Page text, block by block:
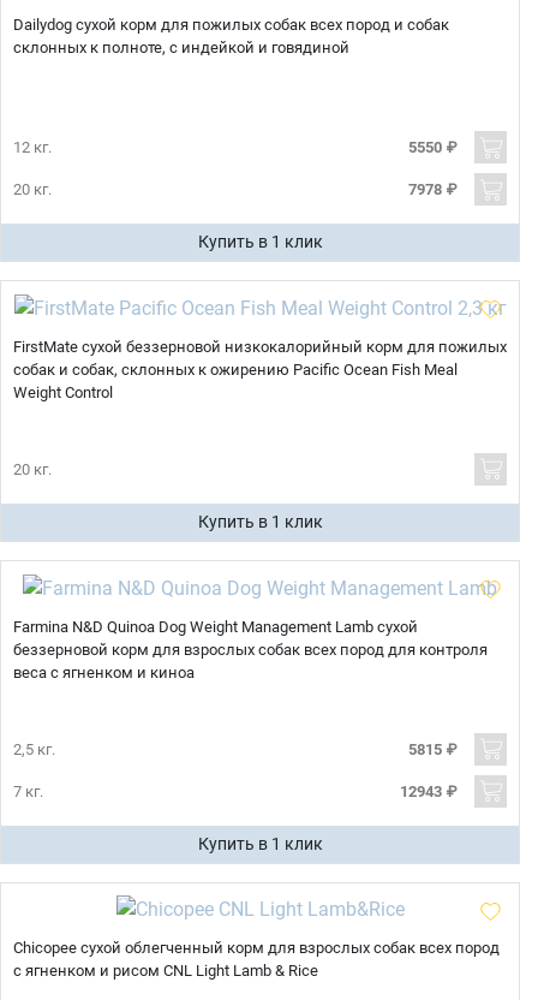
Dailydog сухой корм для пожилых собак всех пород и собак
склонных к полноте, с индейкой и говядиной
12 кг. 5550 ₽
20 кг. 7978 ₽
Купить в 1 клик
FirstMate сухой беззерновой низкокалорийный корм для пожилых
собак и собак, склонных к ожирению Pacific Ocean Fish Meal
Weight Control
20 кг.
Купить в 1 клик
Farmina N&D Quinoa Dog Weight Management Lamb сухой
беззерновой корм для взрослых собак всех пород для контроля
веса с ягненком и киноа
2,5 кг. 5815 ₽
7 кг. 12943 ₽
Купить в 1 клик
Chicopee сухой облегченный корм для взрослых собак всех пород
с ягненком и рисом CNL Light Lamb & Rice